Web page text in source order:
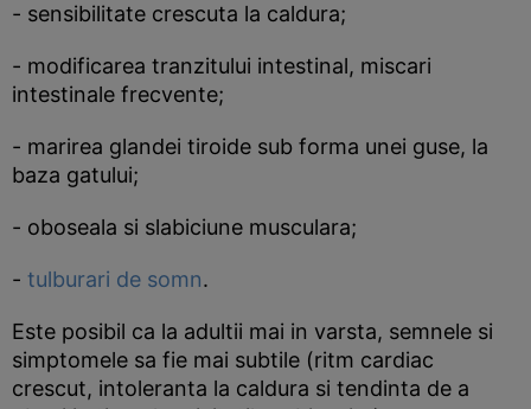
- sensibilitate crescuta la caldura;
- modificarea tranzitului intestinal, miscari
intestinale frecvente;
- marirea glandei tiroide sub forma unei guse, la
baza gatului;
- oboseala si slabiciune musculara;
- tulburari de somn.
Este posibil ca la adultii mai in varsta, semnele si
simptomele sa fie mai subtile (ritm cardiac
crescut, intoleranta la caldura si tendinta de a